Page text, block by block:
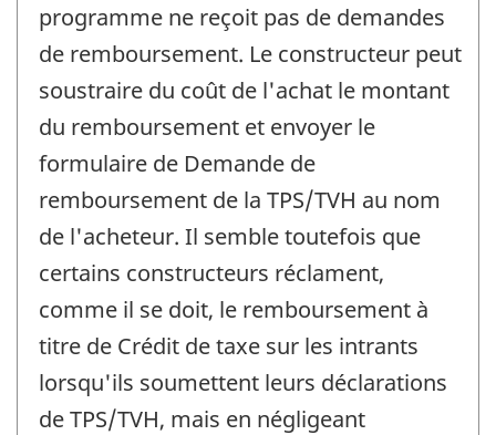
programme ne reçoit pas de demandes
de remboursement. Le constructeur peut
soustraire du coût de l'achat le montant
du remboursement et envoyer le
formulaire de Demande de
remboursement de la TPS/TVH au nom
de l'acheteur. Il semble toutefois que
certains constructeurs réclament,
comme il se doit, le remboursement à
titre de Crédit de taxe sur les intrants
lorsqu'ils soumettent leurs déclarations
de TPS/TVH, mais en négligeant